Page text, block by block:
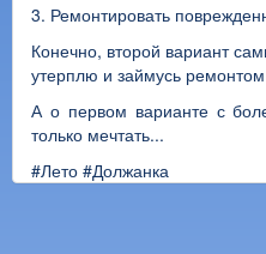
3. Ремонтировать
Конечно, второй вариант
утерплю и займусь
А о первом варианте с
только мечтать...
#Лето #Должанка